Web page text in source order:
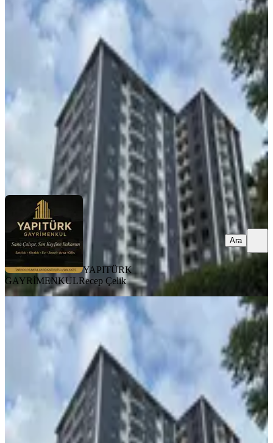
Yapıtürk Gayrimenkul’den Kale
Mahallesi 2 Blok'lu Projede 8. Kat
2+1 100 M² Satılık Daire
Merkez, Kale Mahallesi
2+1
100 m²· 8. Kat
4.950.000 ₺
YAPITÜRK GAYRİMENKULRecep Çelik
YAPITÜRK
GAYRİMENKULRecep Çelik
Ara
Yapıtürk Gayrimenkul’den Kale
Mahallesi 2 Blok'lu Projede 5. Kat
3+1 126 M² Satılık Daire
Merkez, Kale Mahallesi
3+1
126 m² ·5. Kat
5.750.000 ₺